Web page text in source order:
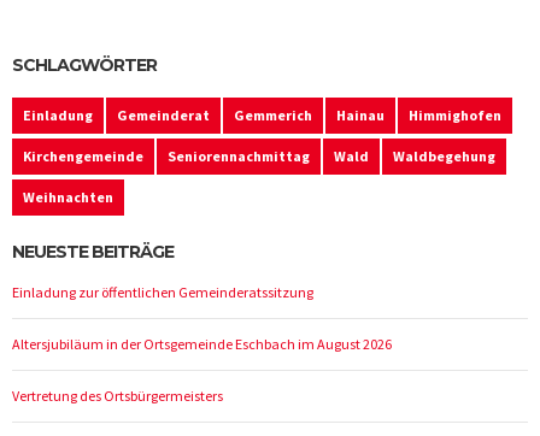
SCHLAGWÖRTER
Einladung Gemeinderat Gemmerich Hainau Himmighofen
Kirchengemeinde Seniorennachmittag Wald Waldbegehung
Weihnachten
NEUESTE BEITRÄGE
Einladung zur öffentlichen Gemeinderatssitzung
Altersjubiläum in der Ortsgemeinde Eschbach im August 2026
Vertretung des Ortsbürgermeisters